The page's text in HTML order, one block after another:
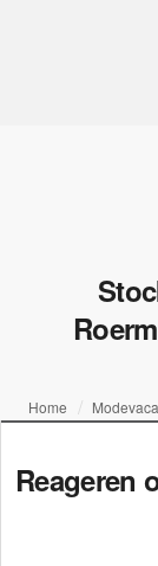
Home
Reageren